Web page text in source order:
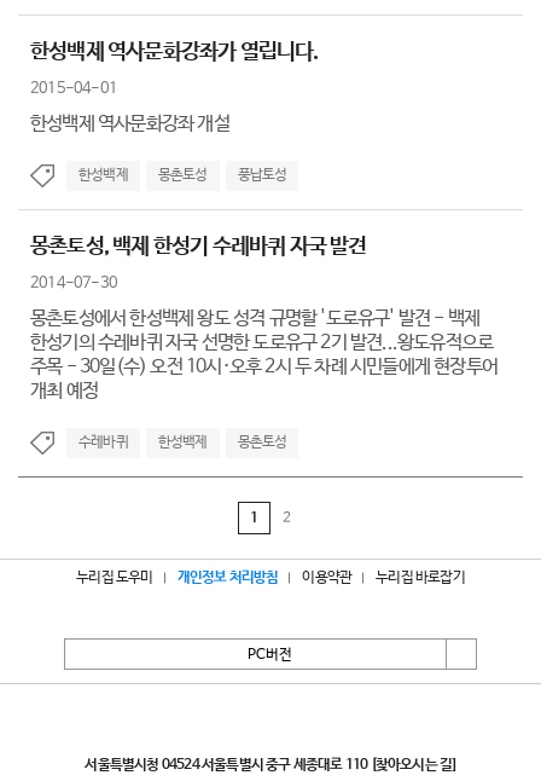
한성백제 역사문화강좌가 열립니다.
2015-04-01
한성백제 역사문화강좌 개설
한성백제 몽촌토성 풍납토성
몽촌토성, 백제 한성기 수레바퀴 자국 발견
2014-07-30
몽촌토성에서 한성백제 왕도 성격 규명할 '도로유구' 발견 - 백제
한성기의 수레바퀴 자국 선명한 도로유구 2기 발견...왕도유적으로
주목 - 30일(수) 오전 10시·오후 2시 두 차례 시민들에게 현장투어
개최 예정
수레바퀴 한성백제 몽촌토성
1 2
누리집 도우미 개인정보 처리방침 이용약관 누리집 바로잡기
PC버전
서울특별시청 04524 서울특별시 중구 세종대로 110 [찾아오시는 길]